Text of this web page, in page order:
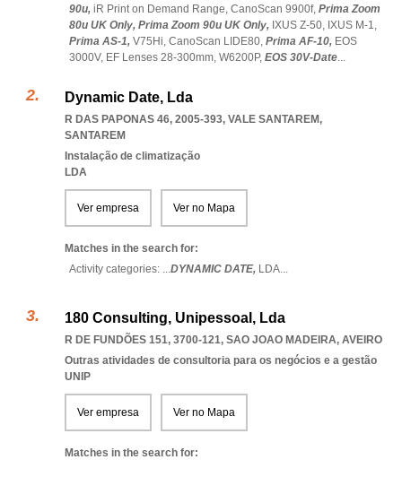
90u, iR Print on Demand Range, CanoScan 9900f, Prima Zoom
80u UK Only, Prima Zoom 90u UK Only, IXUS Z-50, IXUS M-1,
Prima AS-1, V75Hi, CanoScan LIDE80, Prima AF-10, EOS
3000V, EF Lenses 28-300mm, W6200P, EOS 30V-Date...
Dynamic Date, Lda
R DAS PAPONAS 46, 2005-393, VALE SANTAREM,
SANTAREM
Instalação de climatização
LDA
Ver empresa Ver no Mapa
Matches in the search for:
Activity categories: ...DYNAMIC DATE, LDA...
180 Consulting, Unipessoal, Lda
R DE FUNDÕES 151, 3700-121, SAO JOAO MADEIRA, AVEIRO
Outras atividades de consultoria para os negócios e a gestão
UNIP
Ver empresa Ver no Mapa
Matches in the search for: